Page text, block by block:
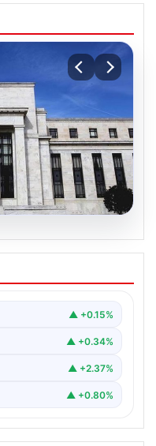
▲ +0.15%
▲ +0.34%
▲ +2.37%
▲ +0.80%